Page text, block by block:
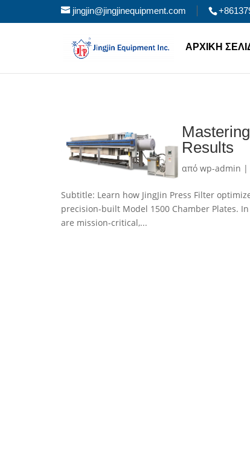
jingjin@jingjinequipment.com
ΑΡΧΙΚΉ
Results
από wp-admin |
Subtitle: Learn how JingJin Press Filter
precision-built Model 1500 Chamber Plates.
are mission-critical,...